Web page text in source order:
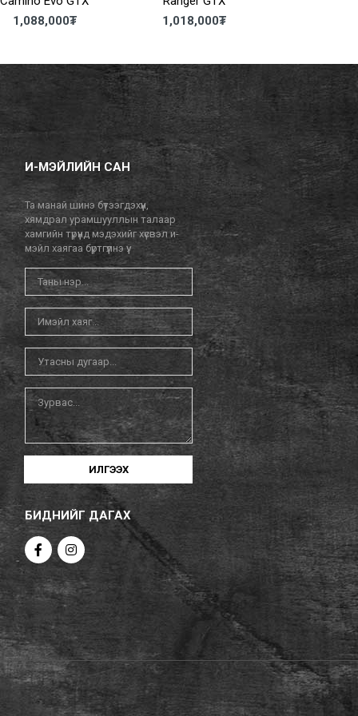
1,088,000₮
1,018,000₮
И-МЭЙЛИЙН САН
Та манай шинэ бүтээгдэхүүн,
хямдрал урамшууллын талаар
хамгийн түрүүнд мэдэхийг хүсвэл и-
мэйл хаягаа бүртгүүлнэ үү.
ИЛГЭЭХ
БИДНИЙГ ДАГАХ